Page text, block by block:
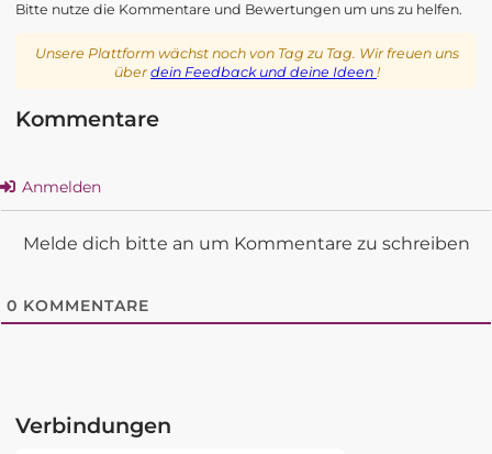
Bitte nutze die Kommentare und Bewertungen um uns zu helfen.
Unsere Plattform wächst noch von Tag zu Tag. Wir freuen uns
überdein Feedback und deine Ideen !
Kommentare
Anmelden
Melde dich bitte an um Kommentare zu schreiben
0 KOMMENTARE
Verbindungen